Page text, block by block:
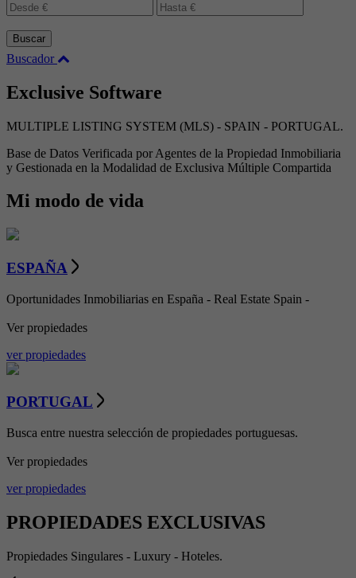
Buscar
Buscador
Exclusive Software
MULTIPLE LISTING SYSTEM (MLS) - SPAIN - PORTUGAL.
Base de Datos Verificada por Agentes de la Propiedad Inmobiliaria
y Gestionada en la Modalidad de Exclusiva Múltiple Compartida
Mi modo de vida
ESPAÑA
Oportunidades Inmobiliarias en España - Real Estate Spain -
Ver propiedades
ver propiedades
PORTUGAL
Busca entre nuestra selección de propiedades portuguesas.
Ver propiedades
ver propiedades
PROPIEDADES EXCLUSIVAS
Propiedades Singulares - Luxury - Hoteles.